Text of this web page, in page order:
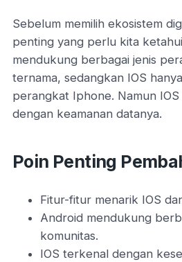
Sebelum memilih ekosistem
penting yang perlu kita
mendukung berbagai jenis
ternama, sedangkan IOS
perangkat Iphone. Namun
dengan keamanan datanya.
Poin Penting
Fitur-fitur menarik IOS
Android mendukung
komunitas.
IOS terkenal dengan